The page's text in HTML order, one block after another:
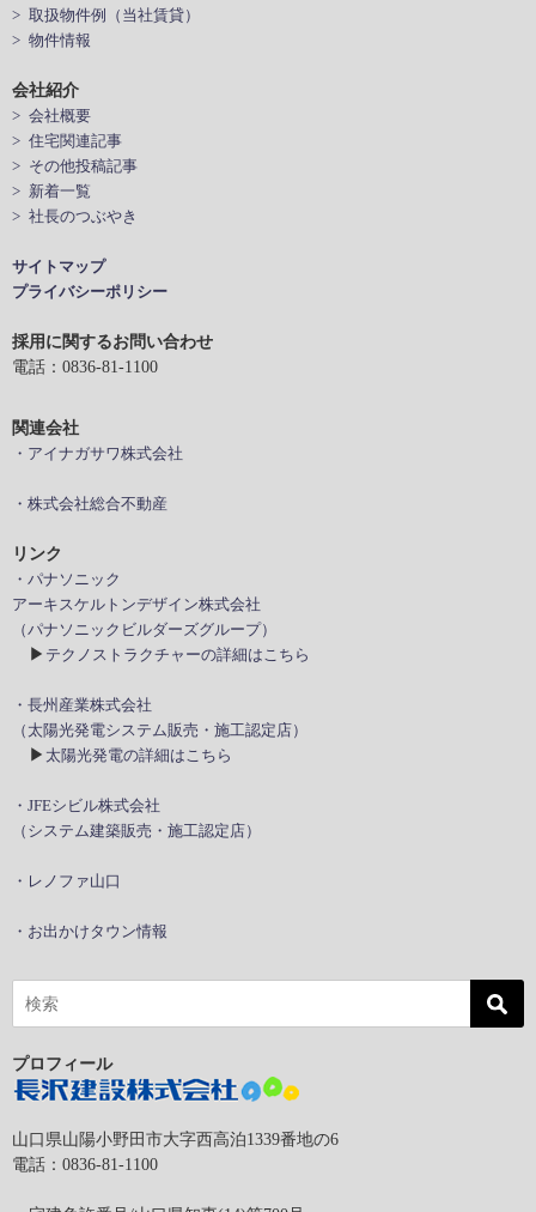
> 取扱物件例（当社賃貸）
> 物件情報
会社紹介
> 会社概要
> 住宅関連記事
> その他投稿記事
> 新着一覧
> 社長のつぶやき
サイトマップ
プライバシーポリシー
採用に関するお問い合わせ
電話：0836-81-1100
関連会社
・アイナガサワ株式会社
・株式会社総合不動産
リンク
・パナソニック
アーキスケルトンデザイン株式会社
（パナソニックビルダーズグループ）
▶ テクノストラクチャーの詳細はこちら
・長州産業株式会社
（太陽光発電システム販売・施工認定店）
▶ 太陽光発電の詳細はこちら
・JFEシビル株式会社
（システム建築販売・施工認定店）
・レノファ山口
・お出かけタウン情報
プロフィール
山口県山陽小野田市大字西高泊1339番地の6
電話：0836-81-1100